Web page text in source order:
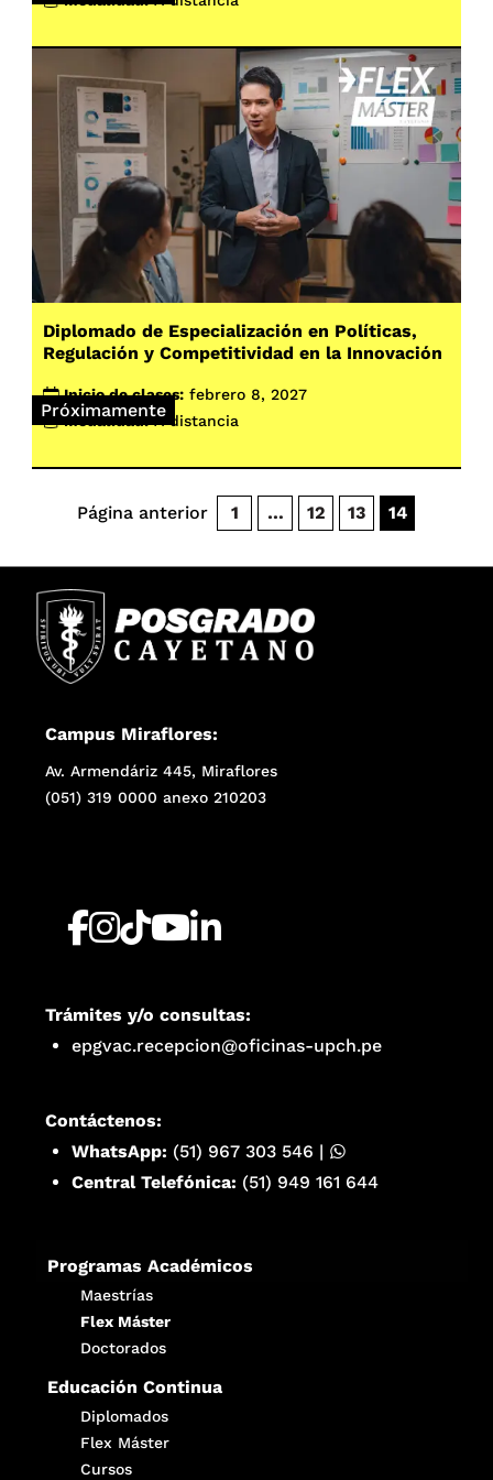
Próximamente
Diplomado de Especialización en Políticas,
Regulación y Competitividad en la Innovación
Inicio de clases: febrero 8, 2027
Modalidad: A distancia
Página anterior 1 … 12 13 14
Campus Miraflores:
Av. Armendáriz 445, Miraflores
(051) 319 0000 anexo 210203
Trámites y/o consultas:
epgvac.recepcion@oficinas-upch.pe
Contáctenos:
WhatsApp: (51) 967 303 546 |
Central Telefónica: (51) 949 161 644
Programas Académicos
Maestrías
Flex Máster
Doctorados
Educación Continua
Diplomados
Flex Máster
Cursos